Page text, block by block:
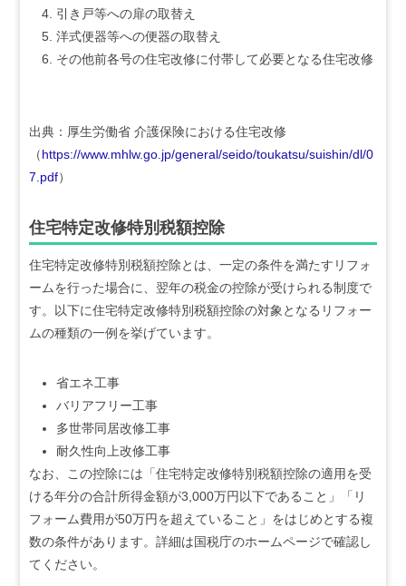
引き戸等への扉の取替え
洋式便器等への便器の取替え
その他前各号の住宅改修に付帯して必要となる住宅改修
出典：厚生労働省 介護保険における住宅改修
（https://www.mhlw.go.jp/general/seido/toukatsu/suishin/dl/0
7.pdf）
住宅特定改修特別税額控除
住宅特定改修特別税額控除とは、一定の条件を満たすリフォ
ームを行った場合に、翌年の税金の控除が受けられる制度で
す。以下に住宅特定改修特別税額控除の対象となるリフォー
ムの種類の一例を挙げています。
省エネ工事
バリアフリー工事
多世帯同居改修工事
耐久性向上改修工事
なお、この控除には「住宅特定改修特別税額控除の適用を受
ける年分の合計所得金額が3,000万円以下であること」「リ
フォーム費用が50万円を超えていること」をはじめとする複
数の条件があります。詳細は国税庁のホームページで確認し
てください。